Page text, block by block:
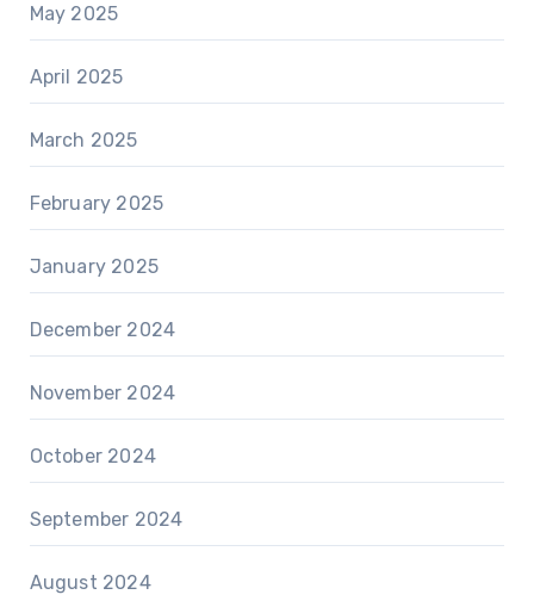
May 2025
April 2025
March 2025
February 2025
January 2025
December 2024
November 2024
October 2024
September 2024
August 2024